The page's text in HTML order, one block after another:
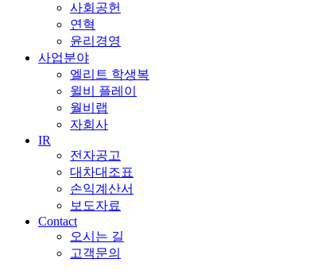
사회공헌
연혁
윤리경영
사업분야
엘리트 학생복
윌비 플레이
월비랩
자회사
IR
전자공고
대차대조표
손익계산서
보도자료
Contact
오시는 길
고객문의